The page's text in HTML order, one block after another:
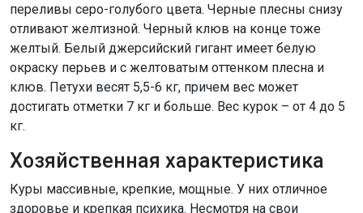
переливы серо-голубого цвета. Черные плесны снизу
отливают желтизной. Черный клюв на конце тоже
желтый. Белый джерсийский гигант имеет белую
окраску перьев и с желтоватым оттенком плесна и
клюв. Петухи весят 5,5-6 кг, причем вес может
достигать отметки 7 кг и больше. Вес курок – от 4 до 5
кг.
Хозяйственная характеристика
Куры массивные, крепкие, мощные. У них отличное
здоровье и крепкая психика. Несмотря на свои